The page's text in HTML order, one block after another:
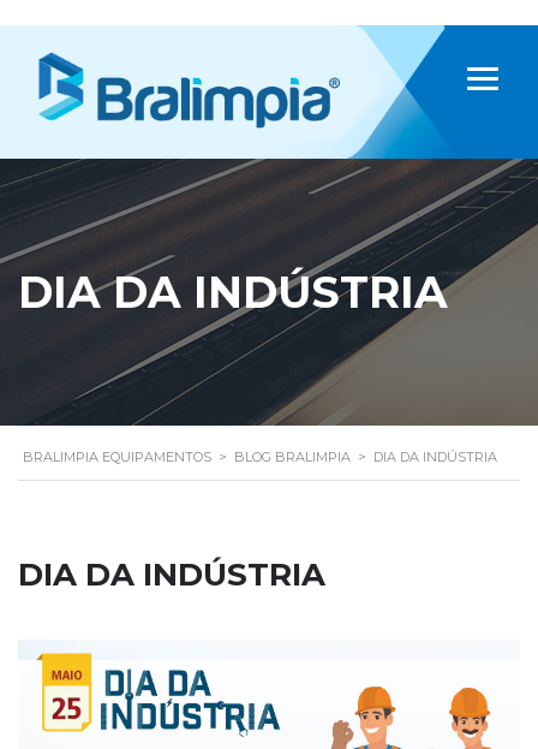
DIA DA INDÚSTRIA
BRALIMPIA EQUIPAMENTOS > BLOG BRALIMPIA > DIA DA INDÚSTRIA
DIA DA INDÚSTRIA